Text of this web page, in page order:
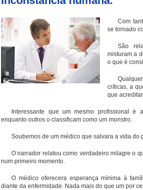
Com
se tornado
São
misturam a
o que é
críticas, a
que
Interessante que um mesmo profissional é
enquanto outros o classificam como um monstro.
Soubemos de um médico que salvara a vida do
O narrador relatou como verdadeiro milagre o
num primeiro momento.
O médico oferecera esperança mínima à
diante da enfermidade. Nada mais do que um por